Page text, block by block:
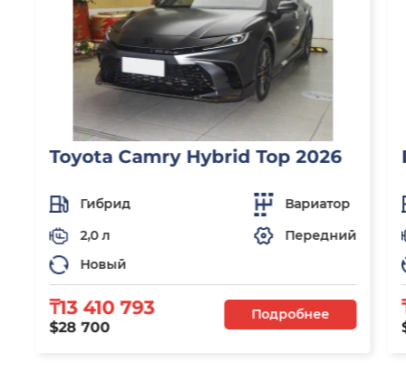
Toyota Camry Hybrid Top 2026
Гибрид
Вариатор
2,0 л
Передний
Новый
₸13 410 793
$28 700
Подробнее